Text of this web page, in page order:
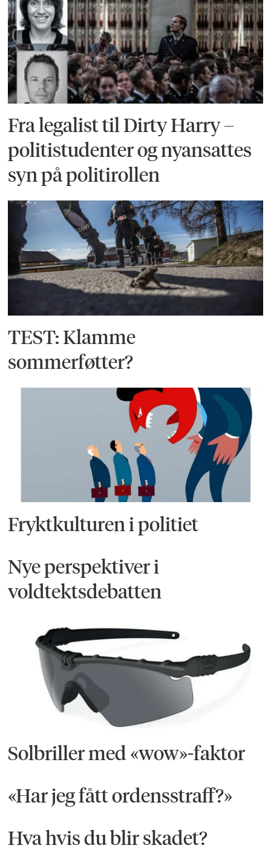
Fra legalist til Dirty Harry –
politistudenter og nyansattes
syn på politirollen
TEST: Klamme
sommerføtter?
Fryktkulturen i politiet
Nye perspektiver i
voldtektsdebatten
Solbriller med «wow»-faktor
«Har jeg fått ordensstraff?»
Hva hvis du blir skadet?